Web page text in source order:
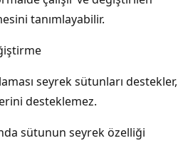
tanımlayabilir.
seyrek sütunları destekler,
desteklemez.
sütunun seyrek özelliği